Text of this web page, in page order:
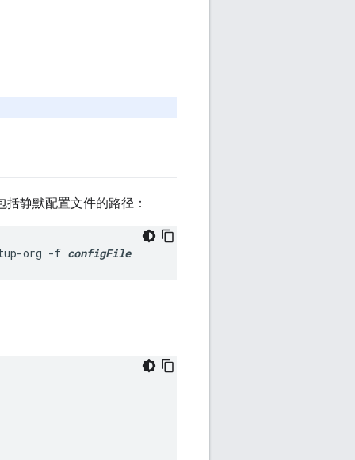
静默配置文件的路径：
org -f configFile